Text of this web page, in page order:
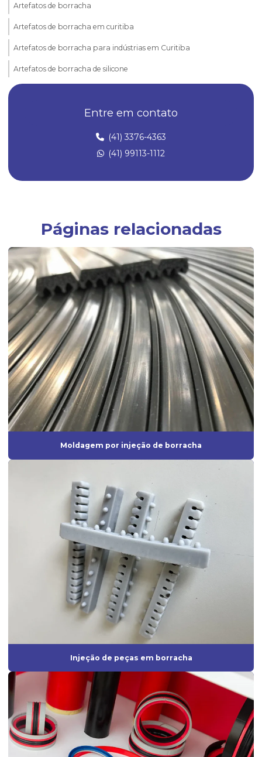
Artefatos de borracha
Artefatos de borracha em curitiba
Artefatos de borracha para indústrias em Curitiba
Artefatos de borracha de silicone
Borrachas automotivas curitiba
Diafragma de borracha
Empresa de artefatos de borracha
Fábrica de anel oring
Fábrica de anel de vedação de borracha
Fábrica de artefatos de borracha
Fábrica de borrachas
Fábrica de borrachas automotivas
Fábrica de borrachas de silicone
Fábrica de diafragmas
Fábrica de guarnição de borracha
Fabrica de mangueira de silicone
Fábrica de peças de borracha
Fabricação de artefatos de borracha
Fabricação de peças de borracha
Fabricação de peças em silicone
Fabricante de anel de vedação
Fabricante de borrachas automotivas
Fabricante de diafragma de borracha
Fabricante de mangueira de silicone
Fabricante de peças de borracha sob medida
Fabricante de peças injetadas em borracha
Fabricante de peças em silicone
Fabricante de peças técnicas de borracha sob medida para
indústrias
Fabricante perfil de borracha
Fabricante de perfil de silicone
Fabricantes de anel oring
Entre em contato
(41) 3376-4363
(41) 99113-1112
Páginas relacionadas
Moldagem por injeção de borracha
Injeção de peças em borracha